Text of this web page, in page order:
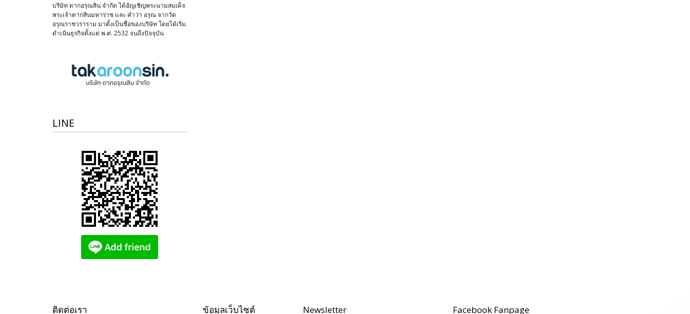
บริษัท ตากอรุณสิน จำกัด ได้อัญเชิญพระนามสมเด็จ
พระเจ้าตากสินมหาราช และ คำว่า อรุณ จากวัด
อรุณราชวราราม มาตั้งเป็นชื่อของบริษัท โดยได้เริ่ม
ดำเนินธุรกิจตั้งแต่ พ.ศ. 2532 จนถึงปัจจุบัน
LINE
ติดต่อเรา ข้อมูลเว็บไซต์ Newsletter Facebook Fanpage